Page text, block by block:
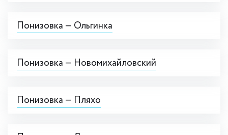
Понизовка — Ольгинка
Понизовка — Новомихайловский
Понизовка — Пляхо